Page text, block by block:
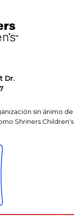
Dr.
sin ánimo de
Shriners Children's